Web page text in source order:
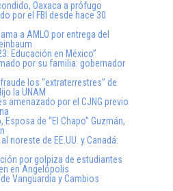
Oaxaca a prófugo
por el FBI desde hace 30
a AMLO por entrega del
Educación en México”
por su familia: gobernador
los “extraterrestres” de
la UNAM
amenazado por el CJNG previo
de “El Chapo” Guzmán,
noreste de EE.UU. y Canadá:
por golpiza de estudiantes
en Angelópolis
Vanguardia y Cambios